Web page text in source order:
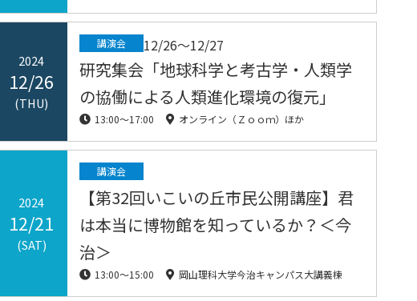
2024
12/26
(THU)
講演会 12/26〜12/27
研究集会「地球科学と考古学・人類学
の協働による人類進化環境の復元」
13:00〜17:00 オンライン（Ｚｏｏｍ）ほか
2024
12/21
(SAT)
講演会
【第32回いこいの丘市民公開講座】君
は本当に博物館を知っているか？＜今
治＞
13:00〜15:00 岡山理科大学今治キャンパス大講義棟